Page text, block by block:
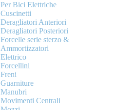
Per Bici Elettriche
Cuscinetti
Deragliatori Anteriori
Deragliatori Posteriori
Forcelle serie sterzo &
Ammortizzatori
Elettrico
Forcellini
Freni
Guarniture
Manubri
Movimenti Centrali